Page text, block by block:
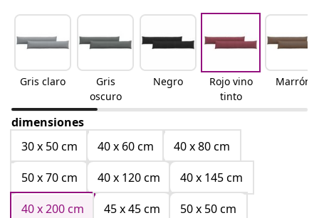
Gris claro
Gris
oscuro
Negro
Rojo vino
tinto
Marrón
dimensiones
30 x 50 cm
40 x 60 cm
40 x 80 cm
50 x 70 cm
40 x 120 cm
40 x 145 cm
40 x 200 cm
45 x 45 cm
50 x 50 cm